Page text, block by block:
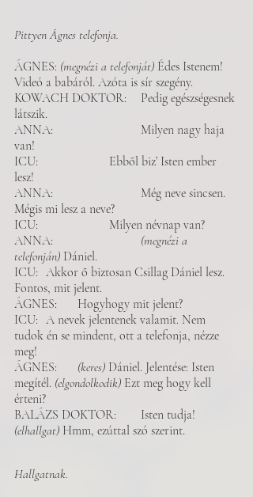
Pittyen Ágnes telefonja.
ÁGNES: (megnézi a telefonját) Édes Istenem!
Videó a babáról. Azóta is sír szegény.
KOWACH DOKTOR: 	Pedig egészségesnek
látszik.
ANNA: 			Milyen nagy haja
van!
ICU: 			Ebből biz’ Isten ember
lesz!
ANNA: 			Még neve sincsen.
Mégis mi lesz a neve?
ICU: 			Milyen névnap van?
(megnézi a
telefonján) Dániel.
ICU: 	Akkor ő biztosan Csillag Dániel lesz.
Fontos, mit jelent.
ÁGNES: 	Hogyhogy mit jelent?
ICU: 	A nevek jelentenek valamit. Nem
tudok én se mindent, ott a telefonja, nézze
meg!
(keres) Dániel. Jelentése: Isten
megítél. (elgondolkodik) Ezt meg hogy kell
érteni?
BALÁZS DOKTOR: 	Isten tudja!
(elhallgat) Hmm, ezúttal szó szerint.
Hallgatnak.